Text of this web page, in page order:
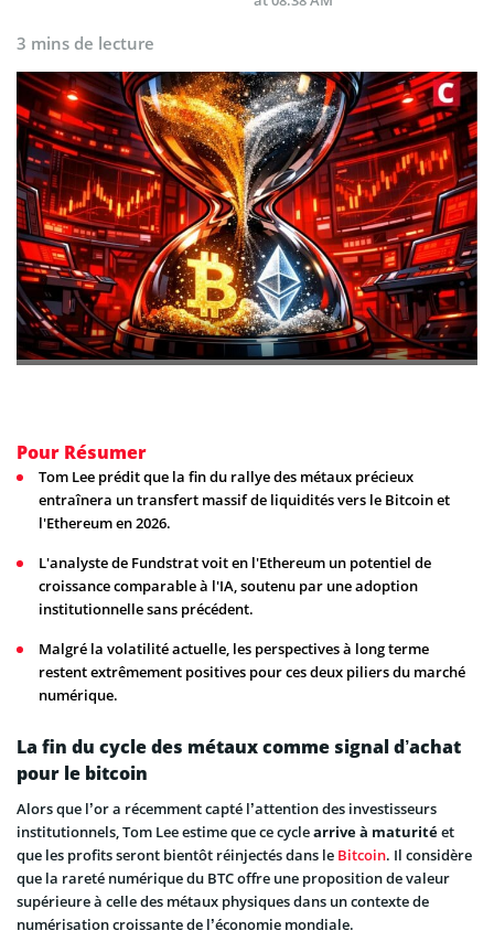
3 mins de lecture
Pour Résumer
Tom Lee prédit que la fin du rallye des métaux précieux
entraînera un transfert massif de liquidités vers le Bitcoin et
l'Ethereum en 2026.
L'analyste de Fundstrat voit en l'Ethereum un potentiel de
croissance comparable à l'IA, soutenu par une adoption
institutionnelle sans précédent.
Malgré la volatilité actuelle, les perspectives à long terme
restent extrêmement positives pour ces deux piliers du marché
numérique.
La fin du cycle des métaux comme signal d’achat
pour le bitcoin
Alors que l’or a récemment capté l’attention des investisseurs
institutionnels, Tom Lee estime que ce cyclearrive à maturitéet
que les profits seront bientôt réinjectés dans le Bitcoin. Il considère
que la rareté numérique du BTC offre une proposition de valeur
supérieure à celle des métaux physiques dans un contexte de
numérisation croissante de l’économie mondiale.